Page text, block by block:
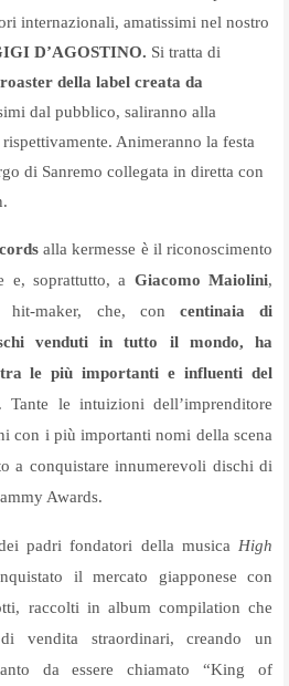
internazionali, amatissimi nel nostro
D’AGOSTINO. Si tratta di
della label creata da
dal pubblico, saliranno alla
rispettivamente. Animeranno la festa
di Sanremo collegata in diretta con
alla kermesse è il riconoscimento
e, soprattutto, a Giacomo Maiolini,
hit-maker, che, con centinaia di
venduti in tutto il mondo, ha
le più importanti e influenti del
. Tante le intuizioni dell’imprenditore
con i più importanti nomi della scena
a conquistare innumerevoli dischi di
Awards.
padri fondatori della musica High
il mercato giapponese con
raccolti in album compilation che
vendita straordinari, creando un
da essere chiamato “King of